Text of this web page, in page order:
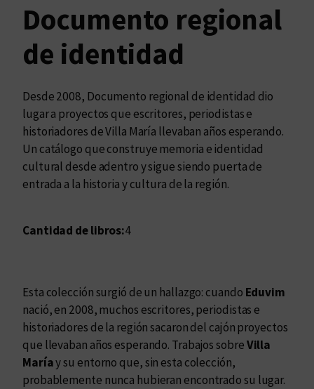
Documento regional
de identidad
Desde 2008, Documento regional de identidad dio
lugar a proyectos que escritores, periodistas e
historiadores de Villa María llevaban años esperando.
Un catálogo que construye memoria e identidad
cultural desde adentro y sigue siendo puerta de
entrada a la historia y cultura de la región.
Cantidad de libros:4
Esta colección surgió de un hallazgo: cuando Eduvim
nació, en 2008, muchos escritores, periodistas e
historiadores de la región sacaron del cajón proyectos
que llevaban años esperando. Trabajos sobreVilla
Maríay su entorno que, sin esta colección,
probablemente nunca hubieran encontrado su lugar.